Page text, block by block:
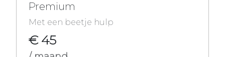
Premium
Met een beetje hulp
€ 45